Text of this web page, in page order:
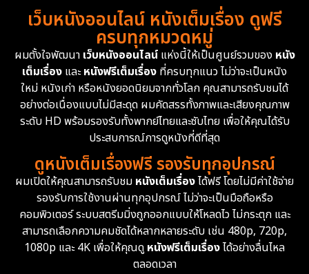
Detective สืบสวน
Disney+ 4
Documentary สารคดี 94
Drama ดราม่า
Dystopian 16
Emotional 61
Epic มหากาพย์ 216
1983
1982
1981
1974
1962
เว็บหนังออนไลน์ หนังเต็มเรื่อง ดูฟรี
ครบทุกหมวดหมู่
ผมตั้งใจพัฒนา เว็บหนังออนไลน์แห่งนี้ให้เป็นศูนย์รวมของ หนัง
เต็มเรื่อง และหนังฟรีเต็มเรื่อง ที่ครบทุกแนว ไม่ว่าจะเป็นหนัง
ใหม่ หนังเก่า หรือหนังยอดนิยมจากทั่วโลก คุณสามารถรับชมได้
อย่างต่อเนื่องแบบไม่มีสะดุด ผมคัดสรรทั้งภาพและเสียงคุณภาพ
ระดับ HD พร้อมรองรับทั้งพากย์ไทยและซับไทย เพื่อให้คุณได้รับ
ประสบการณ์การดูหนังที่ดีที่สุด
ดูหนังเต็มเรื่องฟรี รองรับทุกอุปกรณ์
ผมเปิดให้คุณสามารถรับชม หนังเต็มเรื่องได้ฟรี โดยไม่มีค่าใช้จ่าย
รองรับการใช้งานผ่านทุกอุปกรณ์ ไม่ว่าจะเป็นมือถือหรือ
คอมพิวเตอร์ ระบบสตรีมมิ่งถูกออกแบบให้โหลดไว ไม่กระตุก และ
สามารถเลือกความคมชัดได้หลากหลายระดับ เช่น 480p, 720p,
1080p และ 4K เพื่อให้คุณดู หนังฟรีเต็มเรื่องได้อย่างลื่นไหล
ตลอดเวลา